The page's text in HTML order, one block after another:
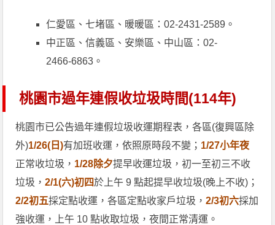
仁愛區、七堵區、暖暖區：02-2431-2589。
中正區、信義區、安樂區、中山區：02-
2466-6863。
桃園市過年連假收垃圾時間(114年)
桃園市已公告過年連假垃圾收運期程表，各區(復興區除
外)1/26(日)有加班收運，依照原時段不變； 1/27小年夜
正常收垃圾， 1/28除夕提早收運垃圾，初一至初三不收
垃圾，2/1(六)初四於上午 9 點起提早收垃圾(晚上不收)；
2/2初五採定點收運，各區定點收家戶垃圾，2/3初六採加
強收運，上午 10 點收取垃圾，夜間正常清運。